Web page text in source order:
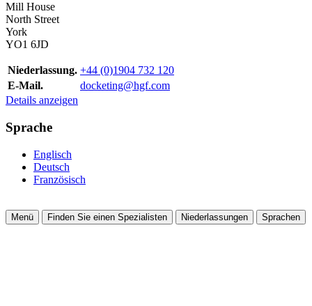
Mill House
North Street
York
YO1 6JD
Niederlassung. +44 (0)1904 732 120
E-Mail.
docketing@hgf.com
Details anzeigen
Sprache
Englisch
Deutsch
Französisch
Menü Finden Sie einen Spezialisten Niederlassungen Sprachen